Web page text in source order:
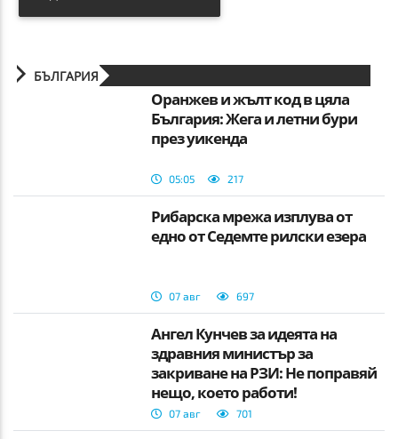
БЪЛГАРИЯ
Оранжев и жълт код в цяла
България: Жега и летни бури
през уикенда
05:05 217
Рибарска мрежа изплува от
едно от Седемте рилски езера
07 авг 697
Ангел Кунчев за идеята на
здравния министър за
закриване на РЗИ: Не поправяй
нещо, което работи!
07 авг 701